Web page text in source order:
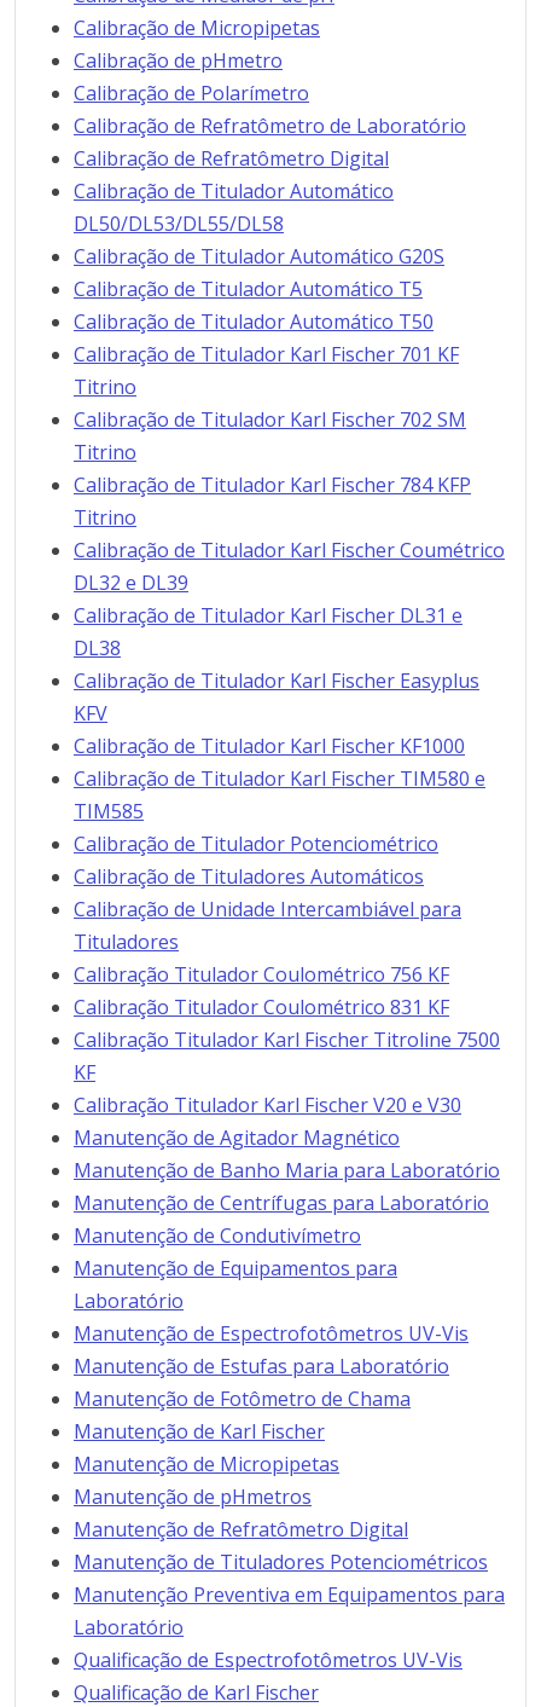
Calibração de Micropipetas
Calibração de pHmetro
Calibração de Polarímetro
Calibração de Refratômetro de Laboratório
Calibração de Refratômetro Digital
Calibração de Titulador Automático
DL50/DL53/DL55/DL58
Calibração de Titulador Automático G20S
Calibração de Titulador Automático T5
Calibração de Titulador Automático T50
Calibração de Titulador Karl Fischer 701 KF
Titrino
Calibração de Titulador Karl Fischer 702 SM
Titrino
Calibração de Titulador Karl Fischer 784 KFP
Titrino
Calibração de Titulador Karl Fischer Coumétrico
DL32 e DL39
Calibração de Titulador Karl Fischer DL31 e
DL38
Calibração de Titulador Karl Fischer Easyplus
KFV
Calibração de Titulador Karl Fischer KF1000
Calibração de Titulador Karl Fischer TIM580 e
TIM585
Calibração de Titulador Potenciométrico
Calibração de Tituladores Automáticos
Calibração de Unidade Intercambiável para
Tituladores
Calibração Titulador Coulométrico 756 KF
Calibração Titulador Coulométrico 831 KF
Calibração Titulador Karl Fischer Titroline 7500
KF
Calibração Titulador Karl Fischer V20 e V30
Manutenção de Agitador Magnético
Manutenção de Banho Maria para Laboratório
Manutenção de Centrífugas para Laboratório
Manutenção de Condutivímetro
Manutenção de Equipamentos para
Laboratório
Manutenção de Espectrofotômetros UV-Vis
Manutenção de Estufas para Laboratório
Manutenção de Fotômetro de Chama
Manutenção de Karl Fischer
Manutenção de Micropipetas
Manutenção de pHmetros
Manutenção de Refratômetro Digital
Manutenção de Tituladores Potenciométricos
Manutenção Preventiva em Equipamentos para
Laboratório
Qualificação de Espectrofotômetros UV-Vis
Qualificação de Karl Fischer